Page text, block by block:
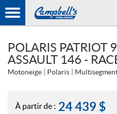
POLARIS PATRIOT
ASSAULT 146 -
Motoneige Polaris
À partir de : 24 439 $